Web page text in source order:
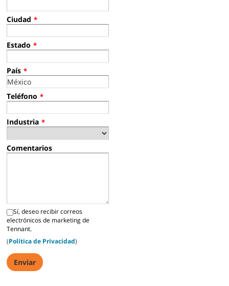
Ciudad *
Estado *
País *
Teléfono *
Industria *
Comentarios
Sí, deseo recibir correos
electrónicos de marketing de
Tennant.
(Política de Privacidad)